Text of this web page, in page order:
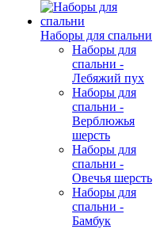
Наборы для спальни
Наборы для
спальни -
Лебяжий пух
Наборы для
спальни -
Верблюжья
шерсть
Наборы для
спальни -
Овечья шерсть
Наборы для
спальни -
Бамбук